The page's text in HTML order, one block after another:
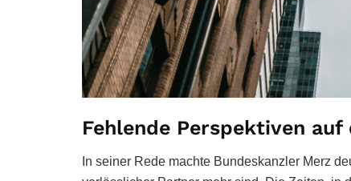
Fehlende Perspektiven
In seiner Rede machte Bundeskanzler Merz